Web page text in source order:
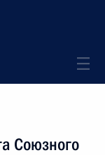
Союзного